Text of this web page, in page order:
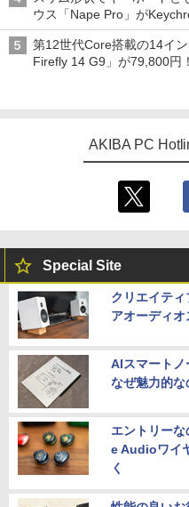
ウス「Nape Pro」が
第12世代Core搭載の14イ
Firefly 14 G9」が79,800円
AKIBA PC
Special Site
クリエイテ
アオーディオ
AIスマート
なぜ魅力的な
エントリー
e Audioワイ
く